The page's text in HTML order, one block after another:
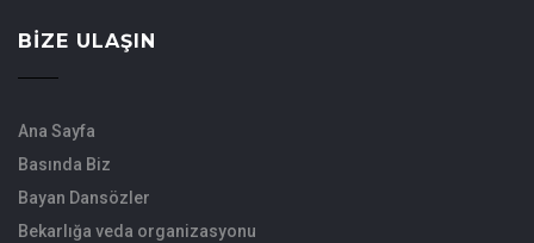
BIZE ULAŞIN
Ana Sayfa
Basında Biz
Bayan Dansözler
Bekarlığa veda organizasyonu